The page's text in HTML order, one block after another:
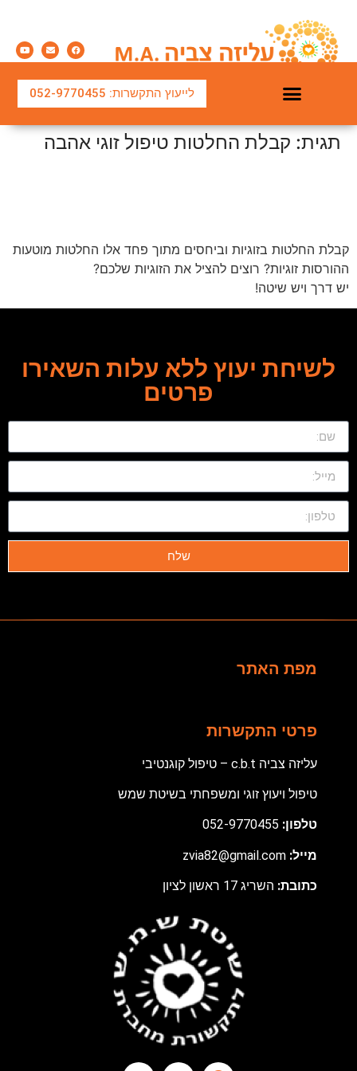
לייעוץ התקשרות: 052-9770455
תגית: קבלת החלטות טיפול זוגי אהבה
קבלת החלטות בזוגיות וביחסים מתוך פחד אלו החלטות מוטעות
ההורסות זוגיות? רוצים להציל את הזוגיות שלכם?
יש דרך ויש שיטה!
לשיחת יעוץ ללא עלות השאירו
פרטים
שלח
מפת האתר
פרטי התקשרות
עליזה צביה c.b.t – טיפול קוגנטיבי
טיפול ויעוץ זוגי ומשפחתי בשיטת שמש
טלפון:
מייל:
כתובת: השריג 17 ראשון לציון